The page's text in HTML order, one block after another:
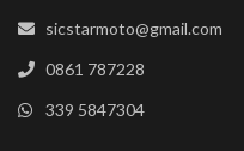
sicstarmoto@gmail.com
0861 787228
339 5847304